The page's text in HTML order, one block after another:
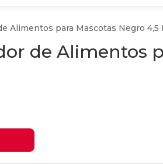
Alimentos para Mascotas Negro 4,5
de Alimentos